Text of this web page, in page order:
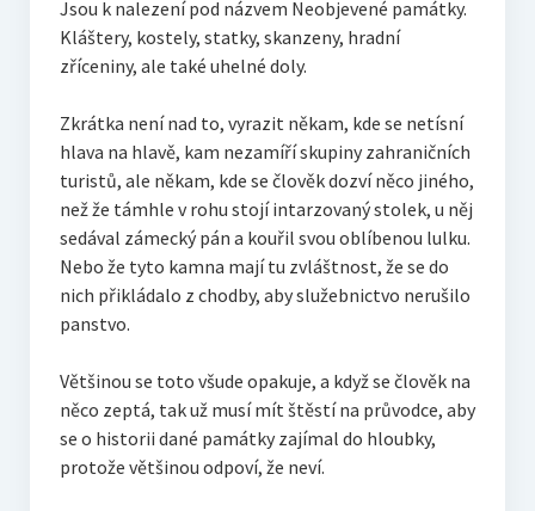
Jsou k nalezení pod názvem Neobjevené památky.
Kláštery, kostely, statky, skanzeny, hradní
zříceniny, ale také uhelné doly.
Zkrátka není nad to, vyrazit někam, kde se netísní
hlava na hlavě, kam nezamíří skupiny zahraničních
turistů, ale někam, kde se člověk dozví něco jiného,
než že támhle v rohu stojí intarzovaný stolek, u něj
sedával zámecký pán a kouřil svou oblíbenou lulku.
Nebo že tyto kamna mají tu zvláštnost, že se do
nich přikládalo z chodby, aby služebnictvo nerušilo
panstvo.
Většinou se toto všude opakuje, a když se člověk na
něco zeptá, tak už musí mít štěstí na průvodce, aby
se o historii dané památky zajímal do hloubky,
protože většinou odpoví, že neví.